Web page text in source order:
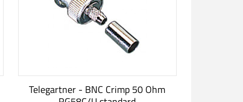
Telegartner - BNC Crimp 50 Ohm